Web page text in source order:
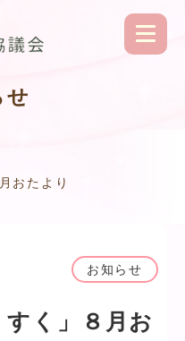
せ
おたより
お知らせ
く」８月お